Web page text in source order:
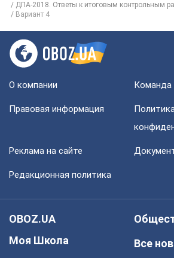
ДПА-2018. Ответы к итоговым контрольным
Вариант 4
О компании Команда
Правовая информация
Реклама на сайте
Редакционная политика
OBOZ.UA
Моя Школа
Все